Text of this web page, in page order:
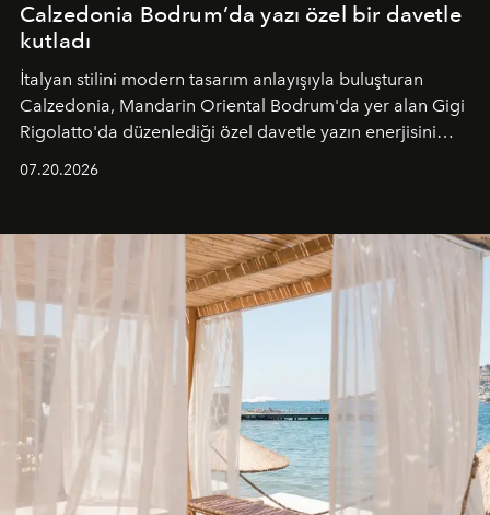
Calzedonia Bodrum’da yazı özel bir davetle
kutladı
İtalyan stilini modern tasarım anlayışıyla buluşturan
Calzedonia, Mandarin Oriental Bodrum'da yer alan Gigi
Rigolatto'da düzenlediği özel davetle yazın enerjisini
07.20.2026